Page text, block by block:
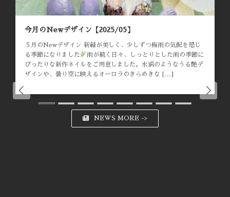
今月のNewデザイン【2025/03】
３月のNewデザイン 少しずつ春の気配を感じる季節になりまし
た
今月は、どこか懐かしくて可愛いレトロデザインをご用意し
ました！クラシカルなカラーやヴィンテージ感のあるアートで、
指先から春を楽しんでみませんか？
新しい季 […]
NEWS MORE ->